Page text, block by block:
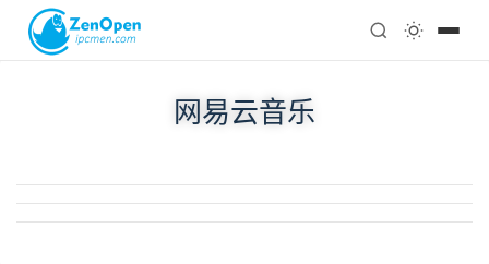
科技
注册
网易云音乐